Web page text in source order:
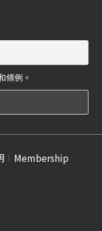
條例。
Membership